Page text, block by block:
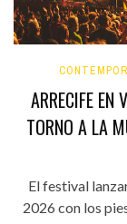
ARRECIFE EN
TORNO A LA
El festival
2026 con los